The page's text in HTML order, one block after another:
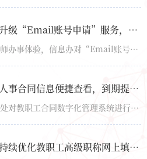
级“Email账号申请”服务，流程优化再提升
为进一步提升教师办事体验，信息办对“Email账号申请”服务进行了升级，并上线开展试运行。教师可通过eH...
人事合同信息便捷查看，到期提醒自动直达单位
信息办协同人事处对教职工合同数字化管理系统进行优化，并新增劳务派遣人员合同到期提醒功能。系统每月...
续优化教职工高级职称网上填报服务